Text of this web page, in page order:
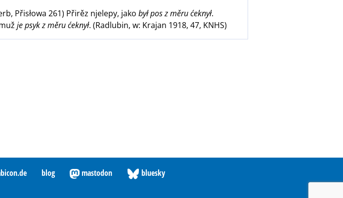
Přisłowa 261) Přirěz njelepy, jako był pos z měru ćeknył.
je psyk z měru ćeknył. (Radlubin, w: Krajan 1918, 47, KNHS)
blog mastodon bluesky